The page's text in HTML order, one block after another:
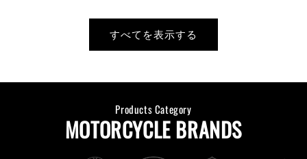
すべてを表示する
Products Category
MOTORCYCLE BRANDS